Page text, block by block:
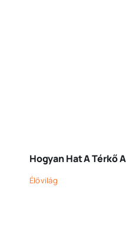
Hogyan Hat A Térkő
Élővilág